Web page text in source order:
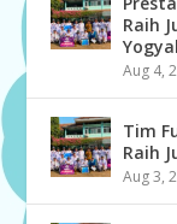
Raih
Aug 4,
Tim
Raih
Aug 3,